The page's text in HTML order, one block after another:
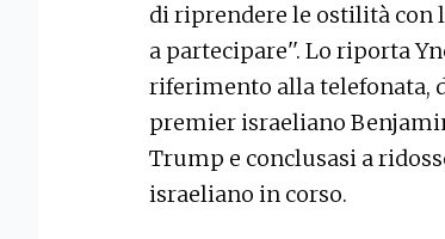
di riprendere le ostilità con
a partecipare''. Lo riporta
riferimento alla telefonata,
premier israeliano
Trump e conclusasi a
israeliano in corso.